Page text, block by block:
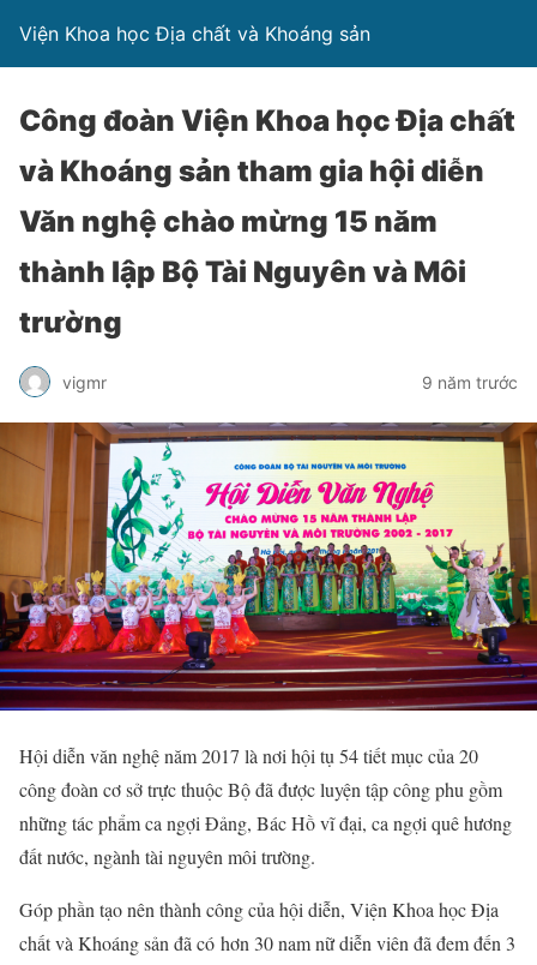
Viện Khoa học Địa chất và Khoáng sản
Công đoàn Viện Khoa học Địa chất
và Khoáng sản tham gia hội diễn
Văn nghệ chào mừng 15 năm
thành lập Bộ Tài Nguyên và Môi
trường
vigmr 9 năm trước
Hội diễn văn nghệ năm 2017 là nơi hội tụ 54 tiết mục của 20
công đoàn cơ sở trực thuộc Bộ đã được luyện tập công phu gồm
những tác phẩm ca ngợi Đảng, Bác Hồ vĩ đại, ca ngợi quê hương
đất nước, ngành tài nguyên môi trường.
Góp phần tạo nên thành công của hội diễn, Viện Khoa học Địa
chất và Khoáng sản đã có hơn 30 nam nữ diễn viên đã đem đến 3